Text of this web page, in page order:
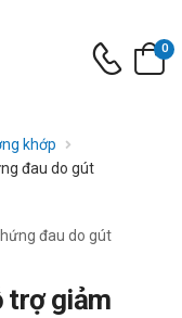
0
khớp
đau do gút
trợ giảm